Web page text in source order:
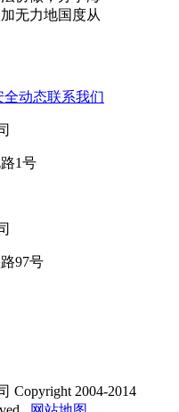
无力地国度从
全动态联系我们
1号
97号
Copyright 2004-2014